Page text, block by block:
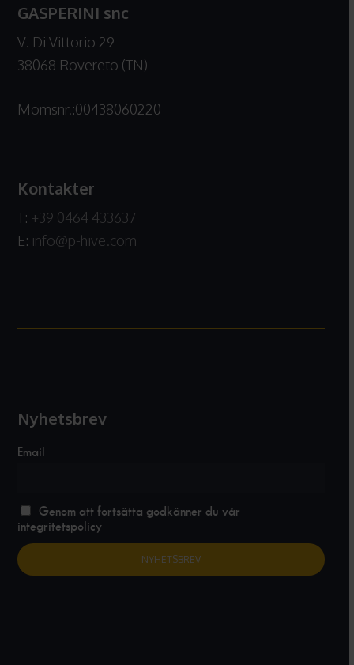
GASPERINI snc
V. Di Vittorio 29
38068 Rovereto (TN)
Momsnr.:00438060220
Kontakter
T: +39 0464 433637
E: info@p-hive.com
Nyhetsbrev
Email
Genom att fortsätta godkänner du vår
integritetspolicy